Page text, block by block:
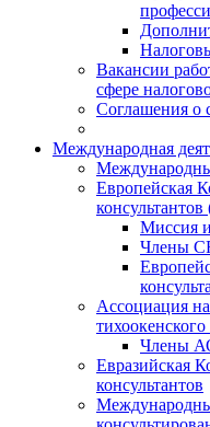
Вакансии
сфере
Соглашения о
Международная
Европейская
Миссия
Члены
Ассоциация
Члены
Евразийская
консультантов